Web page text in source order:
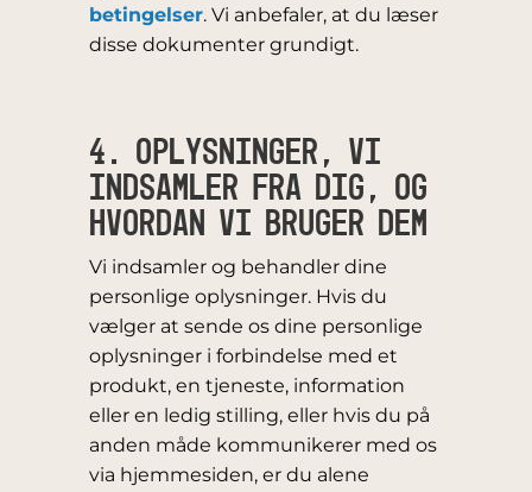
betingelser. Vi anbefaler, at du læser
disse dokumenter grundigt.
4. OPLYSNINGER, VI
INDSAMLER FRA DIG, OG
HVORDAN VI BRUGER DEM
Vi indsamler og behandler dine
personlige oplysninger. Hvis du
vælger at sende os dine personlige
oplysninger i forbindelse med et
produkt, en tjeneste, information
eller en ledig stilling, eller hvis du på
anden måde kommunikerer med os
via hjemmesiden, er du alene